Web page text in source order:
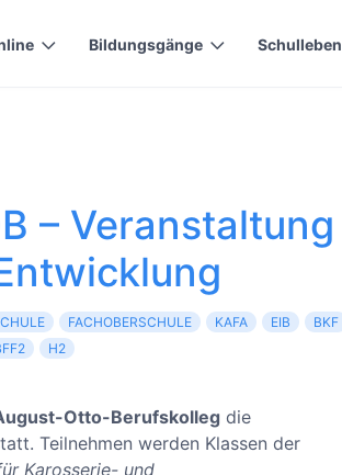
Bildungsgänge Schulleben
– Veranstaltung
FACHOBERSCHULE KAFA EIB
BKF
H2
Otto-Berufskolleg die
Teilnehmen werden Klassen der
Karosserie- und